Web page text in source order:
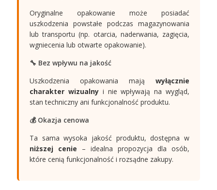
Oryginalne opakowanie może posiadać
uszkodzenia powstałe podczas magazynowania
lub transportu (np. otarcia, naderwania, zagięcia,
wgniecenia lub otwarte opakowanie).
🔧 Bez wpływu na jakość
Uszkodzenia opakowania mają wyłącznie
charakter wizualnyi nie wpływają na wygląd,
stan techniczny ani funkcjonalność produktu.
💰 Okazja cenowa
Ta sama wysoka jakość produktu, dostępna w
niższej cenie – idealna propozycja dla osób,
które cenią funkcjonalność i rozsądne zakupy.